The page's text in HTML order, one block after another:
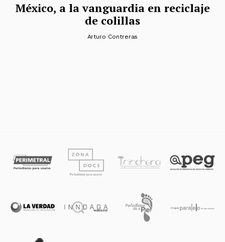
México, a la vanguardia en reciclaje
de colillas
Arturo Contreras